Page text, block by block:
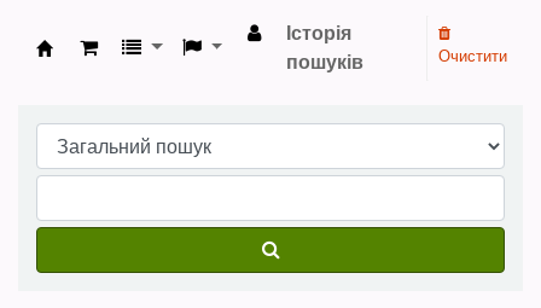
Бібліотека НТШ › Електронний каталог
Історія
пошуків
Очистити